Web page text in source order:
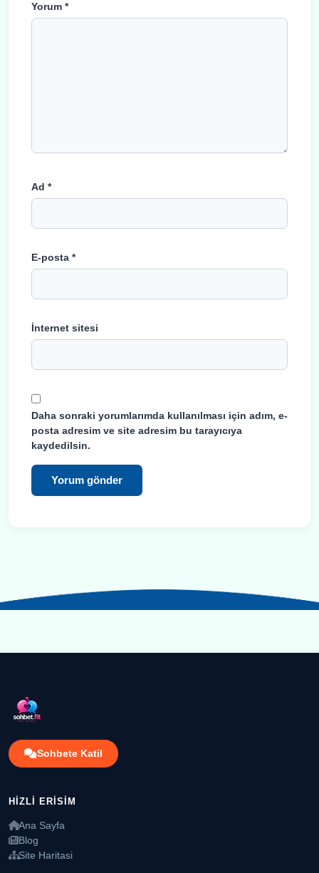
Yorum *
Ad *
E-posta *
İnternet sitesi
Daha sonraki yorumlarımda kullanılması için adım, e-
posta adresim ve site adresim bu tarayıcıya
kaydedilsin.
Sohbete Katil
HIZLI ERISIM
Ana Sayfa
Blog
Site Haritasi